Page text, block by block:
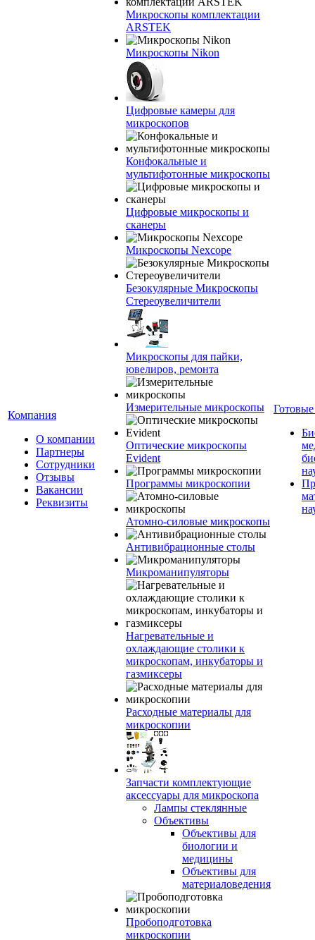
Компания
О компании
Партнеры
Сотрудники
Отзывы
Вакансии
Реквизиты
Микроскопы комплектации
ARSTEK
Микроскопы Nikon
Цифровые камеры для
микроскопов
Конфокальные и
мультифотонные микроскопы
Цифровые микроскопы и
сканеры
Микроскопы Nexcope
Безокулярные Микроскопы
Стереоувеличители
Микроскопы для пайки,
ювелиров, ремонта
Измерительные микроскопы
Оптические микроскопы
Evident
Программы микроскопии
Атомно-силовые микроскопы
Антивибрационные столы
Микроманипуляторы
Нагревательные и
охлаждающие столики к
микроскопам, инкубаторы и
газмиксеры
Расходные материалы для
микроскопии
Запчасти комплектующие
аксессуары для микроскопа
Лампы стеклянные
Объективы
Объективы для
биологии и
медицины
Объективы для
материаловедения
Пробоподготовка
микроскопии